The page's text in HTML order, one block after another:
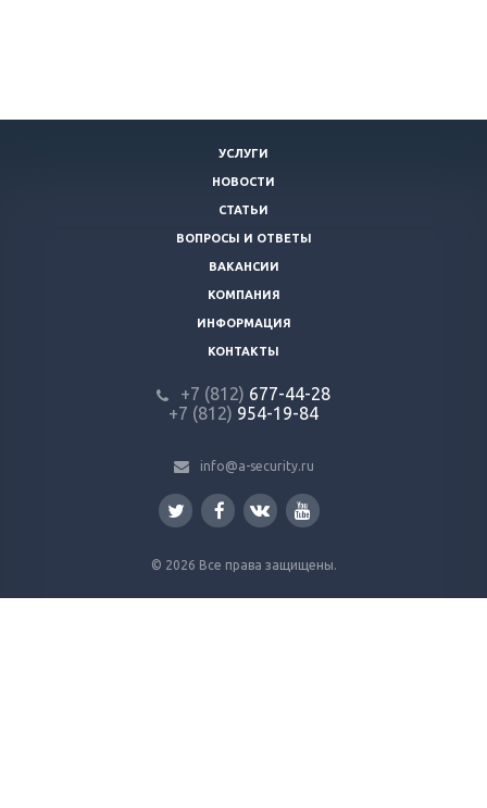
УСЛУГИ
НОВОСТИ
СТАТЬИ
ВОПРОСЫ И ОТВЕТЫ
ВАКАНСИИ
КОМПАНИЯ
ИНФОРМАЦИЯ
КОНТАКТЫ
+7 (812) 677-44-28
+7 (812) 954-19-84
info@a-security.ru
© 2026 Все права защищены.